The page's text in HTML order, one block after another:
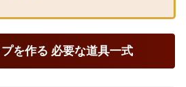
を作る 必要な道具一式